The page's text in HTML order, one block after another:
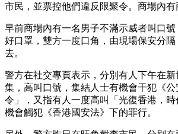
市民，並票控他們違反限聚令。商場內有
早前商場內有一名男子不滿示威者叫口
好口罩，雙方一度口角，由現場保安分
去。
警方在社交專頁表示，分別有人下午在
集，高叫口號，集結人士有機會干犯《
令」，又指有人一度高叫「光復香港，
機會觸犯《香港國安法》下的罪行。